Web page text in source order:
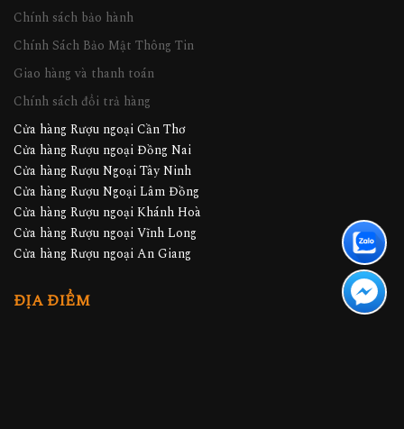
Chính sách bảo hành
Chính Sách Bảo Mật Thông Tin
Giao hàng và thanh toán
Chính sách đổi trả hàng
Cửa hàng Rượu ngoại Cần Thơ
Cửa hàng Rượu ngoại Đồng Nai
Cửa hàng Rượu Ngoại Tây Ninh
Cửa hàng Rượu Ngoại Lâm Đồng
Cửa hàng Rượu ngoại Khánh Hoà
Cửa hàng Rượu ngoại Vĩnh Long
Cửa hàng Rượu ngoại An Giang
ĐỊA ĐIỂM